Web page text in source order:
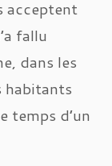
acceptent
fallu
dans les
habitants
temps d’un